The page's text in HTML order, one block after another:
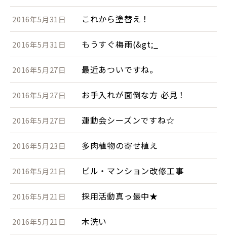
2016年5月31日 これから塗替え！
2016年5月31日 もうすぐ梅雨(&gt;_
2016年5月27日 最近あついですね。
2016年5月27日 お手入れが面倒な方 必見！
2016年5月27日 運動会シーズンですね☆
2016年5月23日 多肉植物の寄せ植え
2016年5月21日 ビル・マンション改修工事
2016年5月21日 採用活動真っ最中★
2016年5月21日 木洗い